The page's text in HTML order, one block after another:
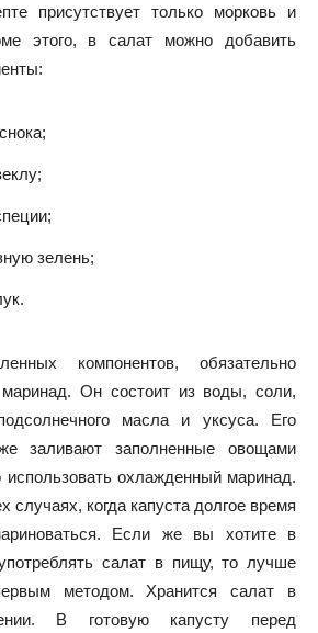
присутствует только морковь и
этого, в салат можно добавить
зелень;
компонентов, обязательно
маринад. Он состоит из воды, соли,
масла и уксуса. Его
заливают заполненные овощами
охлажденный маринад.
случаях, когда капуста долгое время
Если же вы хотите в
салат в пищу, то лучше
методом. Хранится салат в
В готовую капусту перед